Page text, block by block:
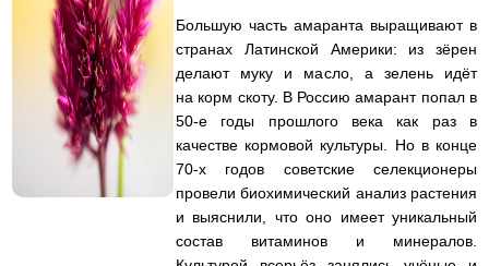
Большую часть амаранта выращивают в
странах Латинской Америки: из зёрен
делают муку и масло, а зелень идёт
на корм скоту. В Россию амарант попал в
50-е годы прошлого века как раз в
качестве кормовой культуры. Но в конце
70-х годов советские селекционеры
провели биохимический анализ растения
и выяснили, что оно имеет уникальный
состав витаминов и минералов.